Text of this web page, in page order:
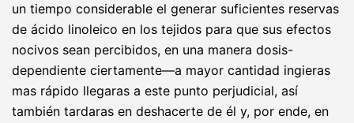
un tiempo considerable el generar suficientes reservas
de ácido linoleico en los tejidos para que sus efectos
nocivos sean percibidos, en una manera dosis-
dependiente ciertamente—a mayor cantidad ingieras
mas rápido llegaras a este punto perjudicial, así
también tardaras en deshacerte de él y, por ende, en